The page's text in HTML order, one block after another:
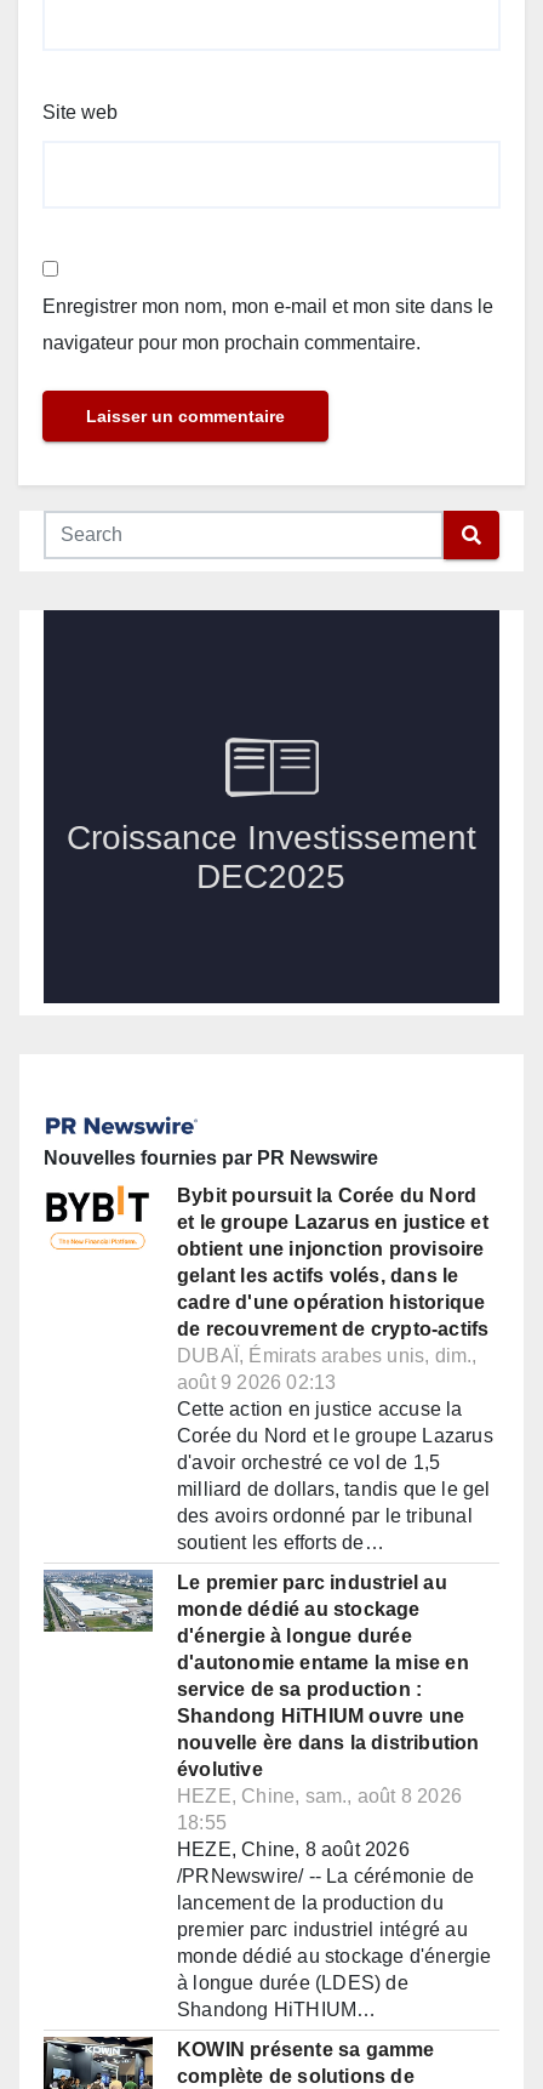
Site web
Enregistrer mon nom, mon e-mail et mon site dans le
navigateur pour mon prochain commentaire.
Nouvelles fournies par PR Newswire
Bybit poursuit la Corée du Nord
et le groupe Lazarus en justice et
obtient une injonction provisoire
gelant les actifs volés, dans le
cadre d'une opération historique
de recouvrement de crypto-actifs
DUBAÏ, Émirats arabes unis, dim.,
août 9 2026 02:13
Cette action en justice accuse la
Corée du Nord et le groupe Lazarus
d'avoir orchestré ce vol de 1,5
milliard de dollars, tandis que le gel
des avoirs ordonné par le tribunal
soutient les efforts de…
Le premier parc industriel au
monde dédié au stockage
d'énergie à longue durée
d'autonomie entame la mise en
service de sa production :
Shandong HiTHIUM ouvre une
nouvelle ère dans la distribution
évolutive
HEZE, Chine, sam., août 8 2026
18:55
HEZE, Chine, 8 août 2026
/PRNewswire/ -- La cérémonie de
lancement de la production du
premier parc industriel intégré au
monde dédié au stockage d'énergie
à longue durée (LDES) de
Shandong HiTHIUM…
KOWIN présente sa gamme
complète de solutions de